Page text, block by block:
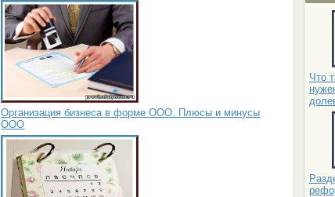
Что
Организация бизнеса в форме ООО. Плюсы и минусы
ООО